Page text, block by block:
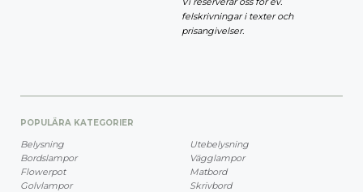
felskrivningar i texter och
prisangivelser.
POPULÄRA KATEGORIER
Belysning
Bordslampor
Flowerpot
Golvlampor
Utebelysning
Vägglampor
Matbord
Skrivbord